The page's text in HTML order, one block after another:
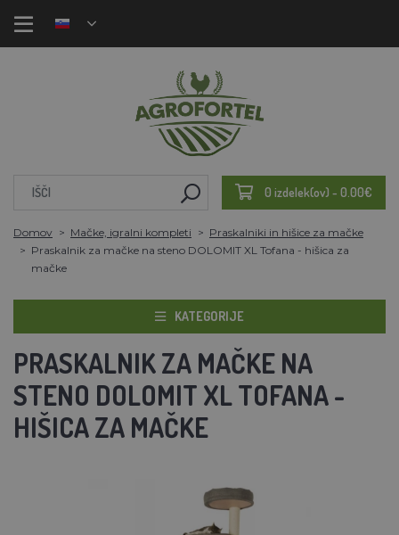
0 izdelek(ov) - 0.00€
Domov Mačke, igralni kompleti
Praskalniki in hišice za mačke
Praskalnik za mačke na steno DOLOMIT XL Tofana - hišica za
mačke
KATEGORIJE
PRASKALNIK ZA MAČKE NA
STENO DOLOMIT XL TOFANA -
HIŠICA ZA MAČKE